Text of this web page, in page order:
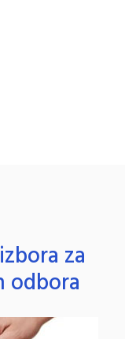
za
odbora